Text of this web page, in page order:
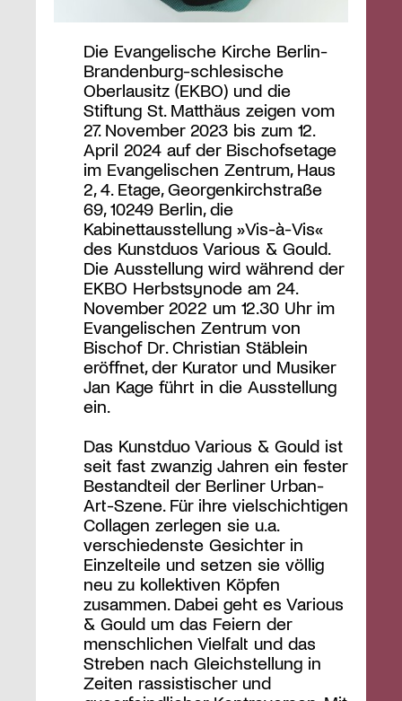
Die Evangelische Kirche Berlin-
Brandenburg-schlesische
Oberlausitz (EKBO) und die
Stiftung St. Matthäus zeigen vom
27. November 2023 bis zum 12.
April 2024 auf der Bischofsetage
im Evangelischen Zentrum, Haus
2, 4. Etage, Georgenkirchstraße
69, 10249 Berlin, die
Kabinettausstellung »Vis-à-Vis«
des Kunstduos Various & Gould.
Die Ausstellung wird während der
EKBO Herbstsynode am 24.
November 2022 um 12.30 Uhr im
Evangelischen Zentrum von
Bischof Dr. Christian Stäblein
eröffnet, der Kurator und Musiker
Jan Kage führt in die Ausstellung
ein.
Das Kunstduo Various & Gould ist
seit fast zwanzig Jahren ein fester
Bestandteil der Berliner Urban-
Art-Szene. Für ihre vielschichtigen
Collagen zerlegen sie u.a.
verschiedenste Gesichter in
Einzelteile und setzen sie völlig
neu zu kollektiven Köpfen
zusammen. Dabei geht es Various
& Gould um das Feiern der
menschlichen Vielfalt und das
Streben nach Gleichstellung in
Zeiten rassistischer und